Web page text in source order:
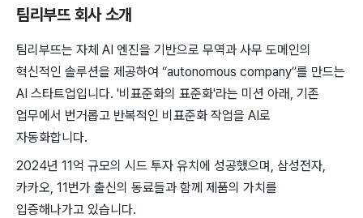
팀리부뜨회사 소개
팀리부뜨는 자체 AI 엔진을 기반으로 무역과 사무 도메인의
혁신적인 솔루션을 제공하여 “autonomous company”를 만드는
AI 스타트업입니다. '비표준화의 표준화'라는 미션 아래, 기존
업무에서 번거롭고 반복적인 비표준화 작업을 AI로
자동화합니다.
2024년 11억 규모의 시드 투자 유치에 성공했으며, 삼성전자,
카카오, 11번가 출신의 동료들과 함께 제품의 가치를
입증해나가고 있습니다.